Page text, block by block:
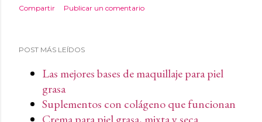
Compartir Publicar un comentario
POST MÁS LEÍDOS
Las mejores bases de maquillaje para piel
grasa
Suplementos con colágeno que funcionan